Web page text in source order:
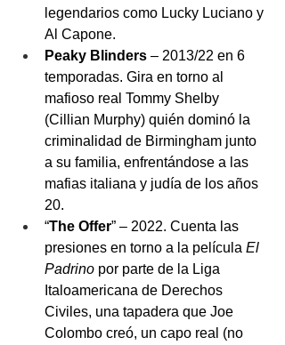
legendarios como Lucky Luciano y
Al Capone.
Peaky Blinders – 2013/22 en 6
temporadas. Gira en torno al
mafioso real Tommy Shelby
(Cillian Murphy) quién dominó la
criminalidad de Birmingham junto
a su familia, enfrentándose a las
mafias italiana y judía de los años
20.
“The Offer” – 2022. Cuenta las
presiones en torno a la película El
Padrino por parte de la Liga
Italoamericana de Derechos
Civiles, una tapadera que Joe
Colombo creó, un capo real (no